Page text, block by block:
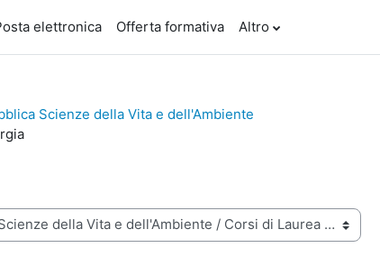
elettronica Offerta formativa Altro
Scienze della Vita e dell'Ambiente